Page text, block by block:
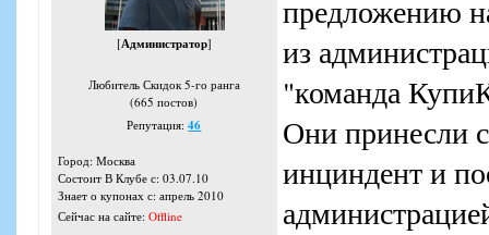
[Администратор]
Любитель Скидок 5-го ранга
(665 постов)
Репутация:46
Город: Москва
Состоит В Клубе с: 03.07.10
Знает о купонах с: апрель 2010
Сейчас на сайте: Offline
предложению
из
"команда
Они принесли
инциндент и